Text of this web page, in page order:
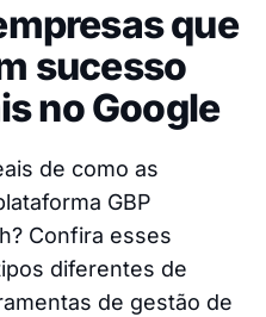
que
sucesso
no Google
de como as
GBP
Confira esses
diferentes de
de gestão de